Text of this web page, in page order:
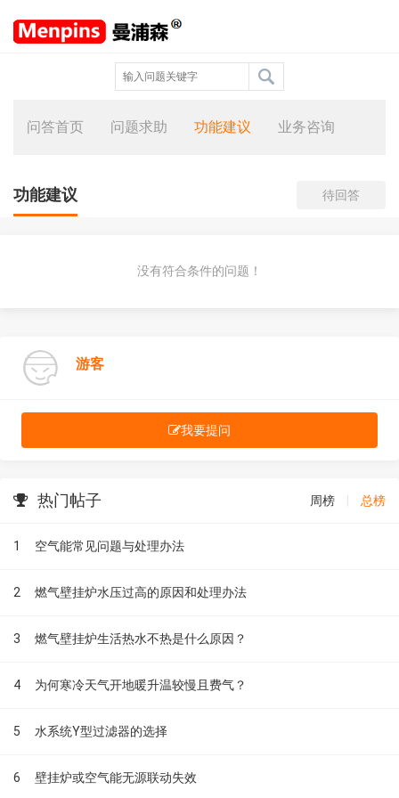
问答首页 问题求助 功能建议 业务咨询
功能建议 待回答
没有符合条件的问题！
游客
我要提问
热门帖子 周榜 总榜
1 空气能常见问题与处理办法
2 燃气壁挂炉水压过高的原因和处理办法
3 燃气壁挂炉生活热水不热是什么原因？
4 为何寒冷天气开地暖升温较慢且费气？
5 水系统Y型过滤器的选择
6 壁挂炉或空气能无源联动失效